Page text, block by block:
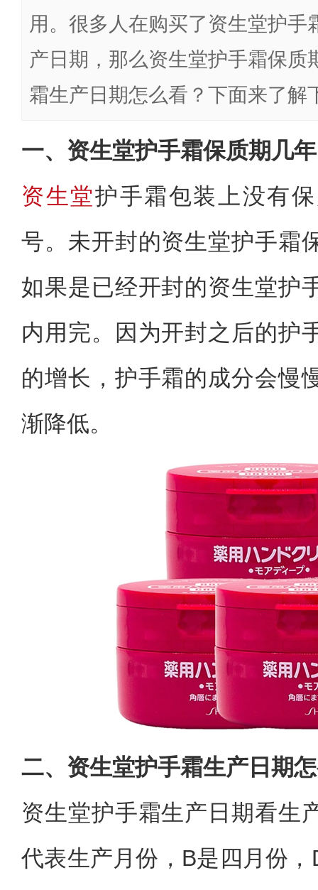
用。很多人在购买了资生堂护手
产日期，那么资生堂护手霜保质
霜生产日期怎么看？下面来了解
一、资生堂护手霜保质期几年
资生堂护手霜包装上没有
号。未开封的资生堂护手霜
如果是已经开封的资生堂护
内用完。因为开封之后的护
的增长，护手霜的成分会慢
渐降低。
二、资生堂护手霜生产日期
资生堂护手霜生产日期看生
代表生产月份，B是四月份